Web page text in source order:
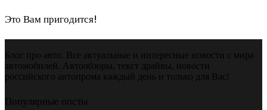
Это Вам пригодится!
Блог про авто. Все актуальные и интересные новости с мира
автомобилей. Автообзоры, текст драйвы, новости
российского автопрома каждый день и только для Вас!
Популярные посты